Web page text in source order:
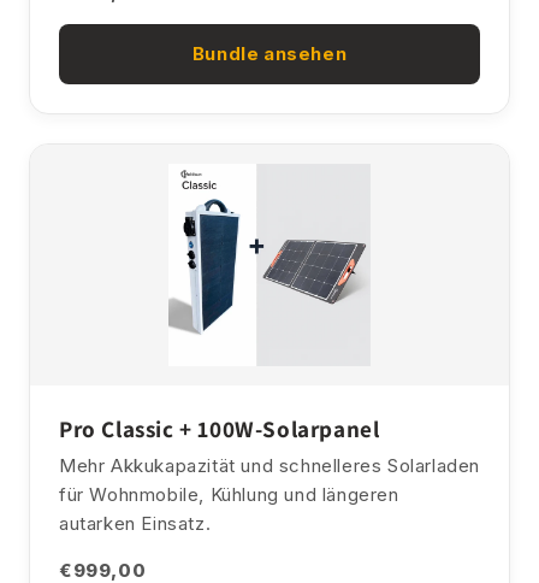
Bundle ansehen
Pro Classic + 100W-Solarpanel
Mehr Akkukapazität und schnelleres Solarladen
für Wohnmobile, Kühlung und längeren
autarken Einsatz.
€999,00